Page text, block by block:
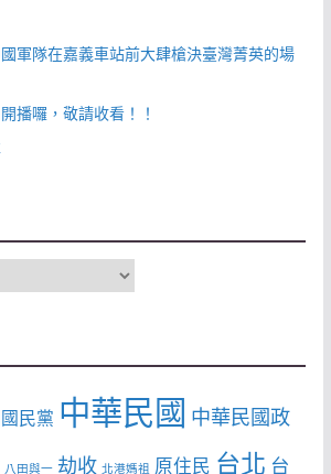
軍隊在嘉義車站前大肆槍決臺灣菁英的場
播囉，敬請收看！！
民黨 中華民國 中華民國政
八田與一 劫收 北港媽祖 原住民 台北 台